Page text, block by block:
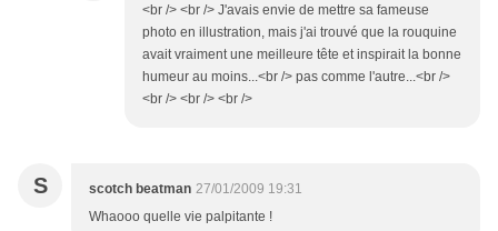
<br /> <br /> J'avais envie de mettre sa fameuse
photo en illustration, mais j'ai trouvé que la rouquine
avait vraiment une meilleure tête et inspirait la bonne
humeur au moins...<br /> pas comme l'autre...<br />
<br /> <br /> <br />
S scotch beatman 27/01/2009 19:31
Whaooo quelle vie palpitante !